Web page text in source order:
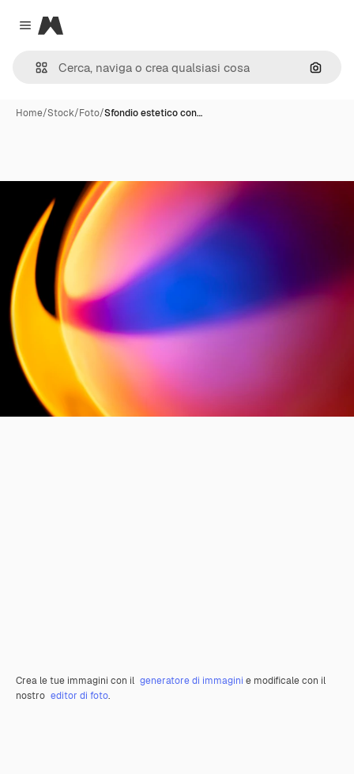
Close menu
Magnific
Cerca
Home/Stock/Foto/Sfondio estetico con…
Crea le tue immagini con il generatore di immagini e modificale con il
nostro editor di foto.